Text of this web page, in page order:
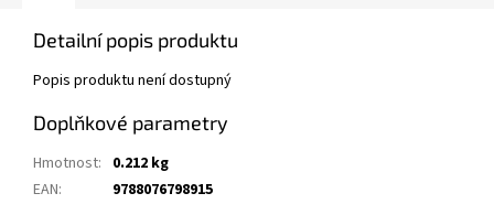
Detailní popis produktu
Popis produktu není dostupný
Doplňkové parametry
Hmotnost: 0.212 kg
EAN:
9788076798915